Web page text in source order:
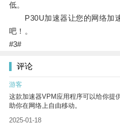
低。
P30U加速器让您的网络加
吧！。
#3#
评论
游客
这款加速器VPM应用程序可以给你提
助你在网络上自由移动。
2025-01-18